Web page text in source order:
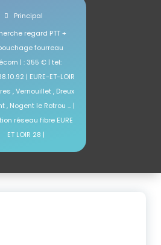
Principal
regard PTT +
fourreau
| : 355 € | tel:
| EURE-ET-LOIR
, Vernouillet , Dreux
, Nogent le Rotrou … |
réseau fibre EURE
ET LOIR 28 |